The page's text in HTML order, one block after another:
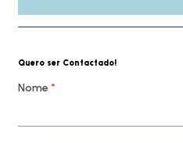
Quero ser Contactado!
Nome *